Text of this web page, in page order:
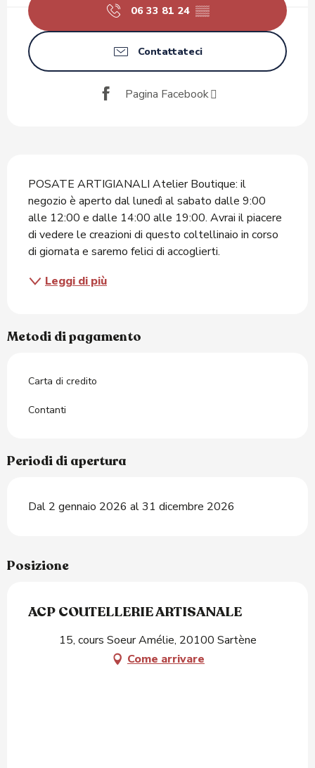
06 33 81 24 ▒▒
Contattateci
Pagina Facebook
POSATE ARTIGIANALI Atelier Boutique: il
negozio è aperto dal lunedì al sabato dalle 9:00
alle 12:00 e dalle 14:00 alle 19:00. Avrai il piacere
di vedere le creazioni di questo coltellinaio in corso
di giornata e saremo felici di accoglierti.
Leggi di più
Metodi di pagamento
Carta di credito
Contanti
Periodi di apertura
Dal 2 gennaio 2026 al 31 dicembre 2026
Posizione
ACP COUTELLERIE ARTISANALE
15, cours Soeur Amélie, 20100 Sartène
Come arrivare